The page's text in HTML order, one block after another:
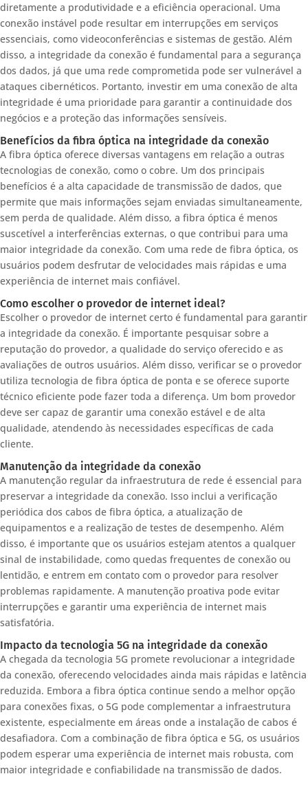
diretamente a produtividade e a eficiência operacional. Uma
conexão instável pode resultar em interrupções em serviços
essenciais, como videoconferências e sistemas de gestão. Além
disso, a integridade da conexão é fundamental para a segurança
dos dados, já que uma rede comprometida pode ser vulnerável a
ataques cibernéticos. Portanto, investir em uma conexão de alta
integridade é uma prioridade para garantir a continuidade dos
negócios e a proteção das informações sensíveis.
Benefícios da fibra óptica na integridade da conexão
A fibra óptica oferece diversas vantagens em relação a outras
tecnologias de conexão, como o cobre. Um dos principais
benefícios é a alta capacidade de transmissão de dados, que
permite que mais informações sejam enviadas simultaneamente,
sem perda de qualidade. Além disso, a fibra óptica é menos
suscetível a interferências externas, o que contribui para uma
maior integridade da conexão. Com uma rede de fibra óptica, os
usuários podem desfrutar de velocidades mais rápidas e uma
experiência de internet mais confiável.
Como escolher o provedor de internet ideal?
Escolher o provedor de internet certo é fundamental para garantir
a integridade da conexão. É importante pesquisar sobre a
reputação do provedor, a qualidade do serviço oferecido e as
avaliações de outros usuários. Além disso, verificar se o provedor
utiliza tecnologia de fibra óptica de ponta e se oferece suporte
técnico eficiente pode fazer toda a diferença. Um bom provedor
deve ser capaz de garantir uma conexão estável e de alta
qualidade, atendendo às necessidades específicas de cada
cliente.
Manutenção da integridade da conexão
A manutenção regular da infraestrutura de rede é essencial para
preservar a integridade da conexão. Isso inclui a verificação
periódica dos cabos de fibra óptica, a atualização de
equipamentos e a realização de testes de desempenho. Além
disso, é importante que os usuários estejam atentos a qualquer
sinal de instabilidade, como quedas frequentes de conexão ou
lentidão, e entrem em contato com o provedor para resolver
problemas rapidamente. A manutenção proativa pode evitar
interrupções e garantir uma experiência de internet mais
satisfatória.
Impacto da tecnologia 5G na integridade da conexão
A chegada da tecnologia 5G promete revolucionar a integridade
da conexão, oferecendo velocidades ainda mais rápidas e latência
reduzida. Embora a fibra óptica continue sendo a melhor opção
para conexões fixas, o 5G pode complementar a infraestrutura
existente, especialmente em áreas onde a instalação de cabos é
desafiadora. Com a combinação de fibra óptica e 5G, os usuários
podem esperar uma experiência de internet mais robusta, com
maior integridade e confiabilidade na transmissão de dados.